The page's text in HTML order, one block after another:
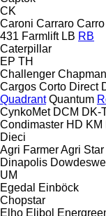
CK
Caroni Carraro Carro
431 Farmlift LB RB
Caterpillar
EP TH
Challenger Chapman
Cargos Corto Direct
Quadrant Quantum
CynkoMet DCM DK-
Condimaster HD KM
Dieci
Agri FarmerAgri Star
Dinapolis Dowdeswell
UM
Egedal
Einböck
Chopstar
Elho Elibol